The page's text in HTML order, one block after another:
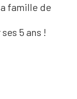
famille de
5 ans !